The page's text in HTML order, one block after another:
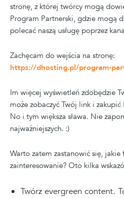
stronę, z której twórcy mogą
Program Partnerski, gdzie mogą
polecać naszą usługę poprzez
Zachęcam do wejścia na stronę:
https://dhosting.pl/program-
Im więcej wyświetleń zdobędzie
może zobaczyć Twój link i
No i tym większa sława. Nie
najważniejszych. :)
Warto zatem zastanowić się,
zainteresowanie? Oto kilka
Twórz evergreen content.